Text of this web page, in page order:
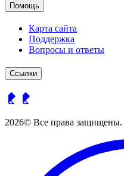
Помощь
Карта сайта
Поддержка
Вопросы и ответы
Ссылки
2026© Все права защищены.